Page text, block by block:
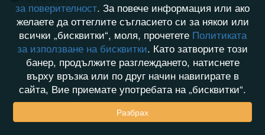
за поверителност. За повече информация или ако
желаете да оттеглите съгласието си за някои или
всички „бисквитки“, моля, прочетете Политиката
за използване на бисквитки. Като затворите този
банер, продължите разглеждането, натиснете
върху връзка или по друг начин навигирате в
сайта, Вие приемате употребата на „бисквитки“.
Разбрах